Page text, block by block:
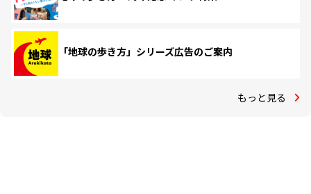
「地球の歩き方」シリーズ広告のご案内
もっと見る